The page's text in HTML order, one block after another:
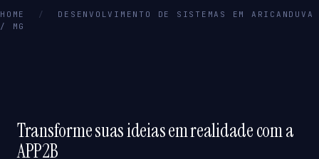
HOME /
DESENVOLVIMENTO DE SISTEMAS EM ARICANDUVA
/ MG
Transforme suas ideias em realidade com a
APP2B